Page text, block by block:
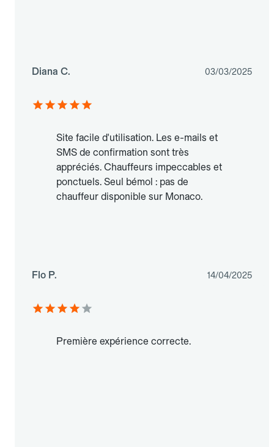
Diana C. 03/03/2025
Site facile d'utilisation. Les e-mails et
SMS de confirmation sont très
appréciés. Chauffeurs impeccables et
ponctuels. Seul bémol : pas de
chauffeur disponible sur Monaco.
Flo P. 14/04/2025
Première expérience correcte.